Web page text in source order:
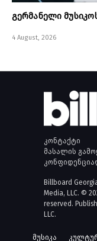
გერმანელი
4 August, 2026
კონტაქტი
მასალის
Billboard
Media, LLC. ©
reserved.
LLC.
მუსიკა